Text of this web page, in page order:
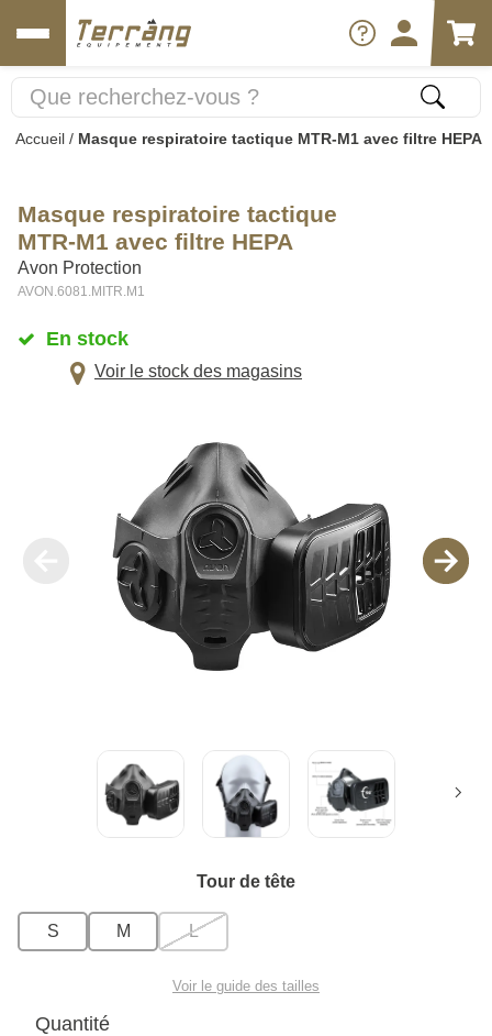
Accueil / Masque respiratoire tactique MTR-M1 avec filtre HEPA
Masque respiratoire tactique
MTR-M1 avec filtre HEPA
Avon Protection
AVON.6081.MITR.M1
En stock
Voir le stock des magasins
Tour de tête
S M L
Voir le guide des tailles
Quantité